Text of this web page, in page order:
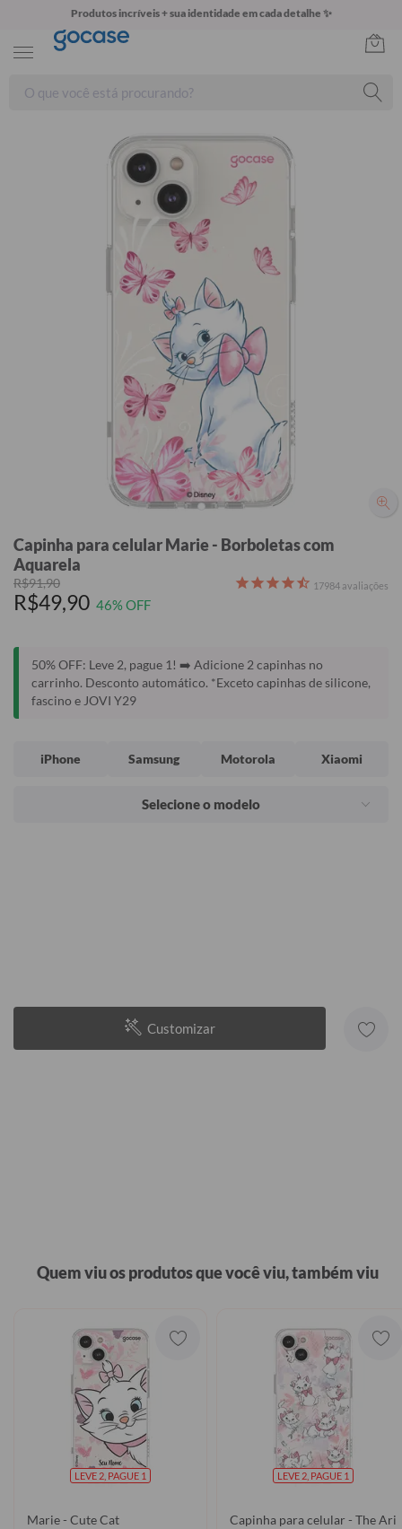
Produtos incríveis + sua identidade em cada detalhe ✨
Capinha para celular Marie - Borboletas com
Aquarela
R$91,90
R$49,90 46% OFF
17984 avaliações
50% OFF: Leve 2, pague 1! ➡️ Adicione 2 capinhas no
carrinho. Desconto automático. *Exceto capinhas de silicone,
fascino e JOVI Y29
iPhone Samsung Motorola Xiaomi
Selecione o modelo
Customizar
Quem viu os produtos que você viu, também viu
LEVE 2, PAGUE 1
Marie - Cute Cat
LEVE 2, PAGUE 1
Capinha para celular - The